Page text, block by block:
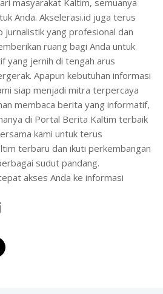
Anda. Akselerasi.id juga terus
jurnalistik yang profesional dan
ruang bagi Anda untuk
yang jernih di tengah arus
Apapun kebutuhan informasi
siap menjadi mitra terpercaya
membaca berita yang informatif,
di Portal Berita Kaltim terbaik
kami untuk terus
terbaru dan ikuti perkembangan
sudut pandang.
akses Anda ke informasi